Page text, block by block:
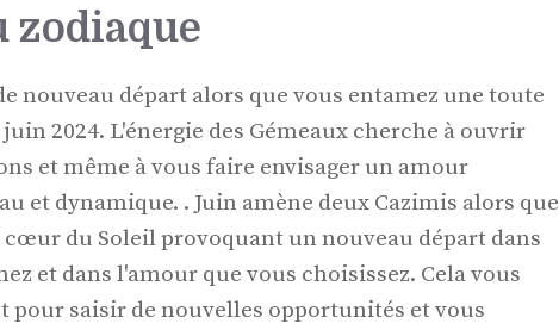
zodiaque
nouveau départ alors que vous entamez une toute
2024. L'énergie des Gémeaux cherche à ouvrir
et même à vous faire envisager un amour
et dynamique. . Juin amène deux Cazimis alors que
du Soleil provoquant un nouveau départ dans
et dans l'amour que vous choisissez. Cela vous
pour saisir de nouvelles opportunités et vous